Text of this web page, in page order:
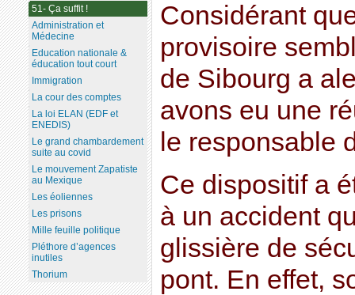
Considérant
provisoire
de Sibourg a
avons eu une
le responsable
Ce dispositif a
à un accident
glissière de
pont. En effet,
51- Ça suffit !
Administration et
Médecine
Education nationale &
éducation tout court
Immigration
La cour des comptes
La loi ELAN (EDF et
ENEDIS)
Le grand chambardement
suite au covid
Le mouvement Zapatiste
au Mexique
Les éoliennes
Les prisons
Mille feuille politique
Pléthore d’agences
inutiles
Thorium